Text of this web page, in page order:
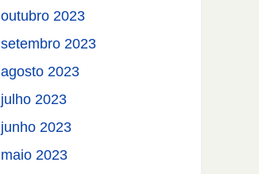
outubro 2023
setembro 2023
agosto 2023
julho 2023
junho 2023
maio 2023